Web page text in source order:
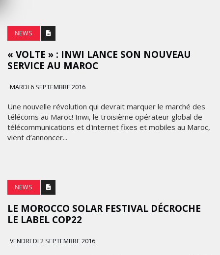
NEWS
« VOLTE » : INWI LANCE SON NOUVEAU
SERVICE AU MAROC
MARDI 6 SEPTEMBRE 2016
Une nouvelle révolution qui devrait marquer le marché des
télécoms au Maroc! Inwi, le troisième opérateur global de
télécommunications et d'internet fixes et mobiles au Maroc,
vient d’annoncer...
NEWS
LE MOROCCO SOLAR FESTIVAL DÉCROCHE
LE LABEL COP22
VENDREDI 2 SEPTEMBRE 2016